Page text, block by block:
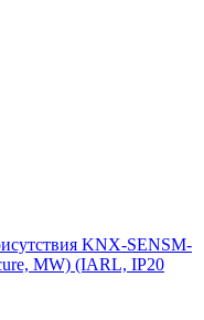
KNX-SENSM-
MW) (IARL, IP20